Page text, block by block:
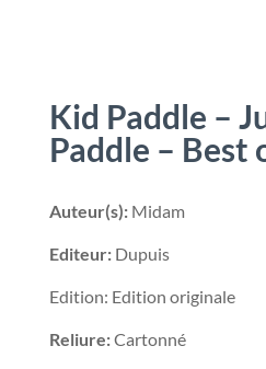
Kid Paddle –
Paddle – Best
Auteur(s):Midam
Editeur:Dupuis
Edition: Edition originale
Reliure:Cartonné